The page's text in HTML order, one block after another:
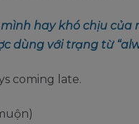
mình hay khó chịu
dùng với trạng từ
coming late.